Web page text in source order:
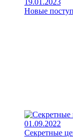
Новые
01.09.2022
Секретные